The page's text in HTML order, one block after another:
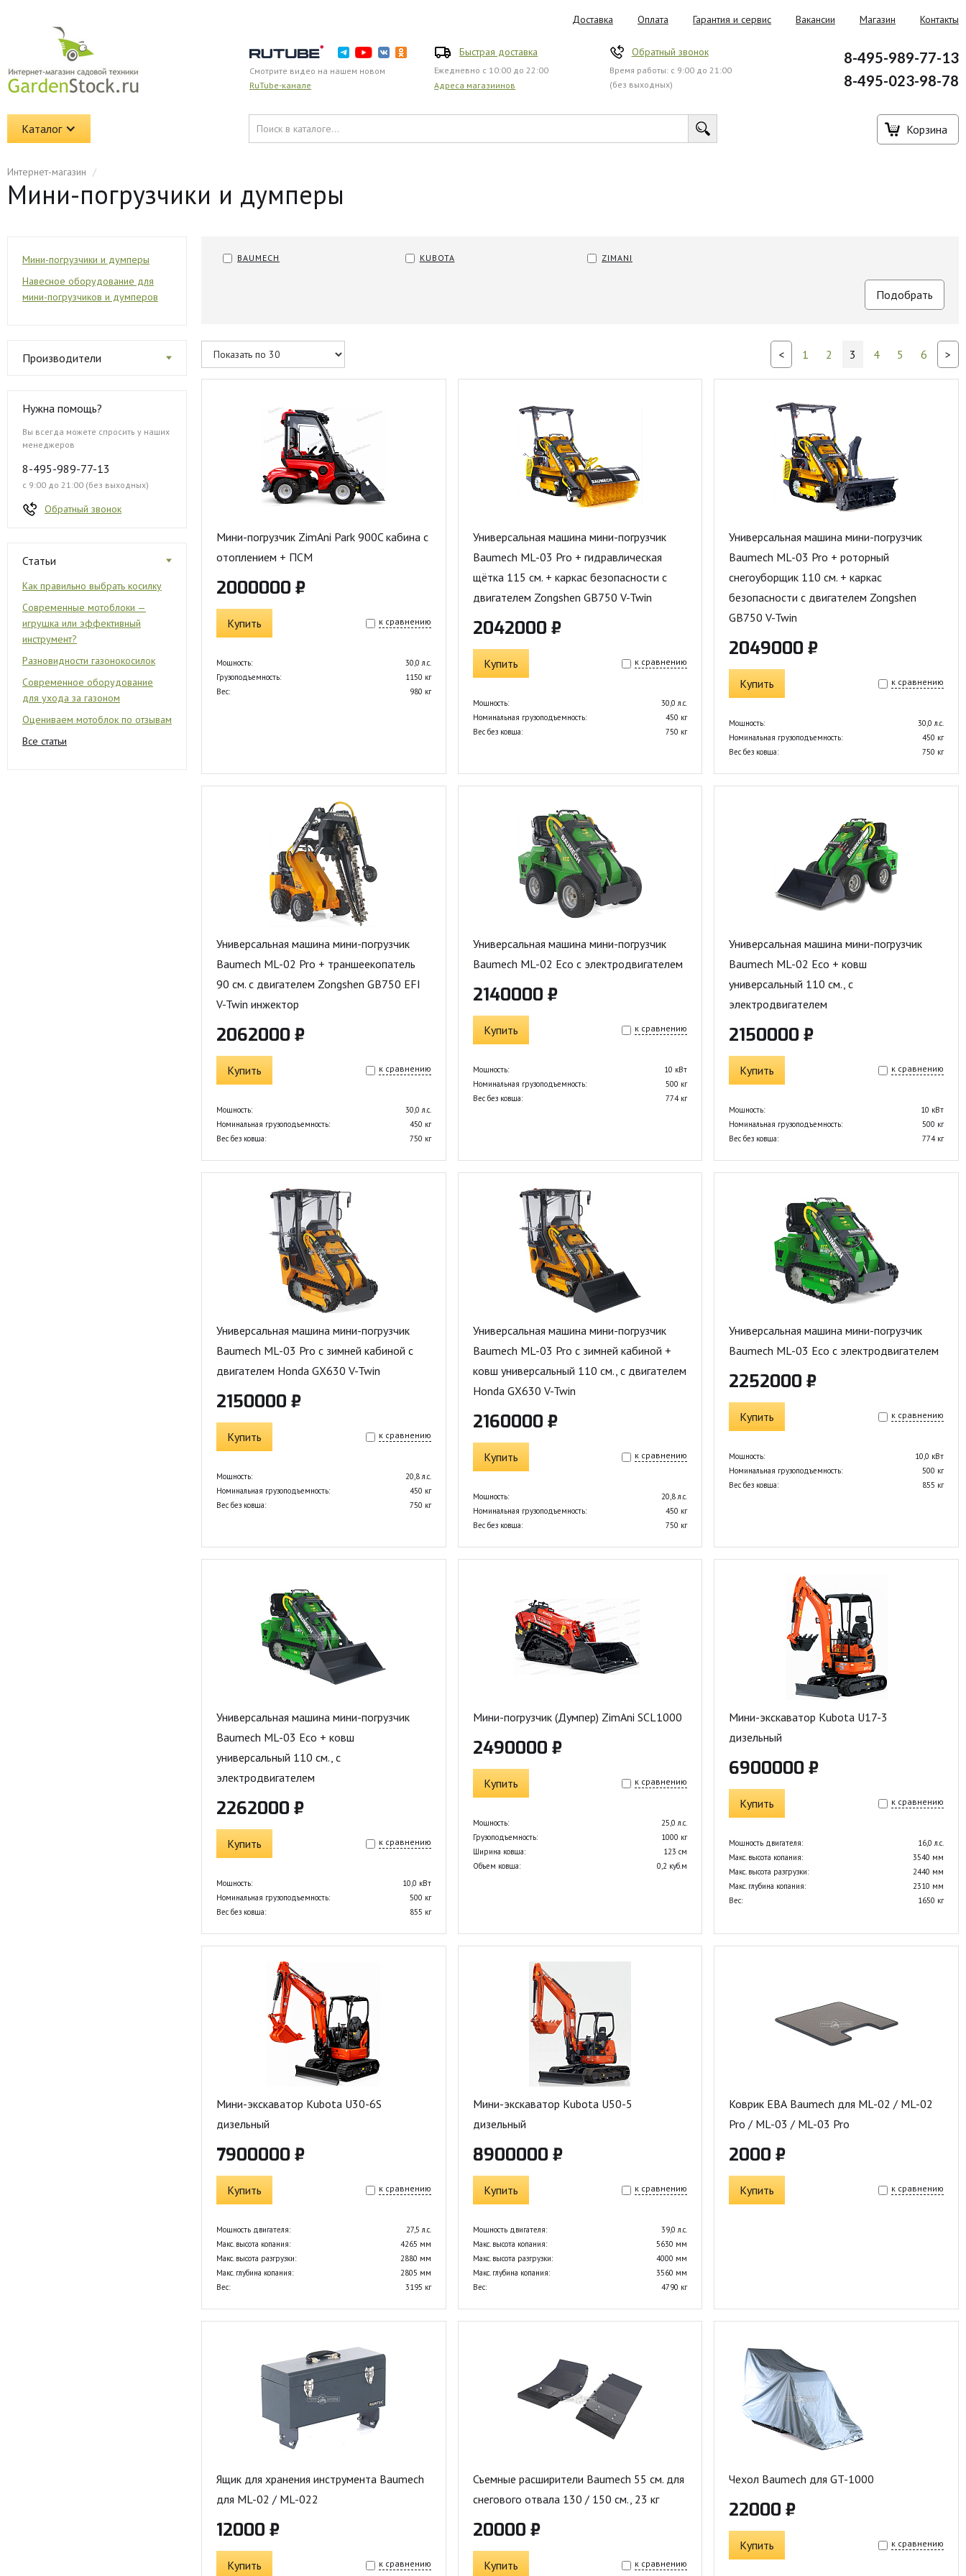
Доставка Оплата Гарантия и сервис Вакансии Магазин Контакты
Смотрите видео на нашем новом
RuTube-канале
Быстрая доставка
Ежедневно с 10:00 до 22:00
Адреса магазиинов
Обратный звонок
Время работы: с 9:00 до 21:00
(без выходных)
8-495-989-77-13
8-495-023-98-78
Каталог Корзина
Интернет-магазин /
Мини-погрузчики и думперы
Мини-погрузчики и думперы
Навесное оборудование для
мини-погрузчиков и думперов
Производители
Нужна помощь?
Вы всегда можете спросить у наших
менеджеров
8-495-989-77-13
с 9:00 до 21:00 (без выходных)
Обратный звонок
Статьи
Как правильно выбрать косилку
Современные мотоблоки —
игрушка или эффективный
инструмент?
Разновидности газонокосилок
Современное оборудование
для ухода за газоном
Оцениваем мотоблок по отзывам
Все статьи
BAUMECH KUBOTA ZIMANI
< 1 2 3 4 5 6 >
Мини-погрузчик ZimAni Park 900C кабина с
отоплением + ПСМ
2000000 ₽
Купить к сравнению
Мощность:
30,0 л.с.
Грузоподъемность:
1150 кг
Вес:
980 кг
Универсальная машина мини-погрузчик
Baumech ML-03 Pro + гидравлическая
щётка 115 см. + каркас безопасности с
двигателем Zongshen GB750 V-Twin
2042000 ₽
Купить к сравнению
Мощность:
30,0 л.с.
Номинальная грузоподъемность:
450 кг
Вес без ковша:
750 кг
Универсальная машина мини-погрузчик
Baumech ML-03 Pro + роторный
снегоуборщик 110 см. + каркас
безопасности с двигателем Zongshen
GB750 V-Twin
2049000 ₽
Купить к сравнению
Мощность:
30,0 л.с.
Номинальная грузоподъемность:
450 кг
Вес без ковша:
750 кг
Универсальная машина мини-погрузчик
Baumech ML-02 Pro + траншеекопатель
90 см. с двигателем Zongshen GB750 EFI
V-Twin инжектор
2062000 ₽
Купить к сравнению
Мощность:
30,0 л.с.
Номинальная грузоподъемность:
450 кг
Вес без ковша:
750 кг
Универсальная машина мини-погрузчик
Baumech ML-02 Eco с электродвигателем
2140000 ₽
Купить к сравнению
Мощность:
10 кВт
Номинальная грузоподъемность:
500 кг
Вес без ковша:
774 кг
Универсальная машина мини-погрузчик
Baumech ML-02 Eco + ковш
универсальный 110 см., с
электродвигателем
2150000 ₽
Купить к сравнению
Мощность:
10 кВт
Номинальная грузоподъемность:
500 кг
Вес без ковша:
774 кг
Универсальная машина мини-погрузчик
Baumech ML-03 Pro с зимней кабиной с
двигателем Honda GX630 V-Twin
2150000 ₽
Купить к сравнению
Мощность:
20,8 л.с.
Номинальная грузоподъемность:
450 кг
Вес без ковша:
750 кг
Универсальная машина мини-погрузчик
Baumech ML-03 Pro с зимней кабиной +
ковш универсальный 110 см., с двигателем
Honda GX630 V-Twin
2160000 ₽
Купить к сравнению
Мощность:
20,8 л.с.
Номинальная грузоподъемность:
450 кг
Вес без ковша:
750 кг
Универсальная машина мини-погрузчик
Baumech ML-03 Eco с электродвигателем
2252000 ₽
Купить к сравнению
Мощность:
10,0 кВт
Номинальная грузоподъемность:
500 кг
Вес без ковша:
855 кг
Универсальная машина мини-погрузчик
Baumech ML-03 Eco + ковш
универсальный 110 см., с
электродвигателем
2262000 ₽
Купить к сравнению
Мощность:
10,0 кВт
Номинальная грузоподъемность:
500 кг
Вес без ковша:
855 кг
Мини-погрузчик (Думпер) ZimAni SCL1000
2490000 ₽
Купить к сравнению
Мощность:
25,0 л.с.
Грузоподъемность:
1000 кг
Ширина ковша:
123 см
Объем ковша:
0,2 куб.м
Мини-экскаватор Kubota U17-3
дизельный
6900000 ₽
Купить к сравнению
Мощность двигателя:
16,0 л.с.
Макс. высота копания:
3540 мм
Макс. высота разгрузки:
2440 мм
Макс. глубина копания:
2310 мм
Вес:
1650 кг
Мини-экскаватор Kubota U30-6S
дизельный
7900000 ₽
Купить к сравнению
Мощность двигателя:
27,5 л.с.
Макс. высота копания:
4265 мм
Макс. высота разгрузки:
2880 мм
Макс. глубина копания:
2805 мм
Вес:
3195 кг
Мини-экскаватор Kubota U50-5
дизельный
8900000 ₽
Купить к сравнению
Мощность двигателя:
39,0 л.с.
Макс. высота копания:
5630 мм
Макс. высота разгрузки:
4000 мм
Макс. глубина копания:
3560 мм
Вес:
4790 кг
Коврик ЕВА Baumech для ML-02 / ML-02
Pro / ML-03 / ML-03 Pro
2000 ₽
Купить к сравнению
Ящик для хранения инструмента Baumech
для ML-02 / ML-022
12000 ₽
Купить к сравнению
Съемные расширители Baumech 55 см. для
снегового отвала 130 / 150 см., 23 кг
20000 ₽
Купить к сравнению
Чехол Baumech для GT-1000
22000 ₽
Купить к сравнению